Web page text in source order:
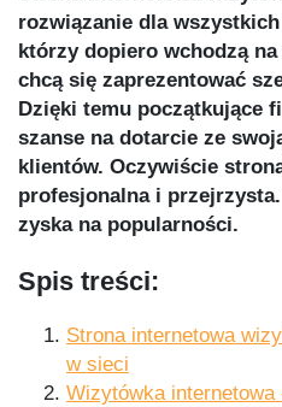
rozwiązanie dla
którzy dopiero wchodzą
chcą się zaprezentować
Dzięki temu początkujące
szanse na dotarcie ze
klientów. Oczywiście
profesjonalna i
zyska na popularności.
Spis treści:
Strona internetowa
w sieci
Wizytówka